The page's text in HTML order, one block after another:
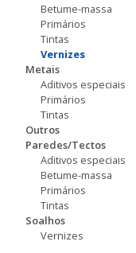
Betume-massa
Primários
Tintas
Vernizes
Metais
Aditivos especiais
Primários
Tintas
Outros
Paredes/Tectos
Aditivos especiais
Betume-massa
Primários
Tintas
Soalhos
Vernizes